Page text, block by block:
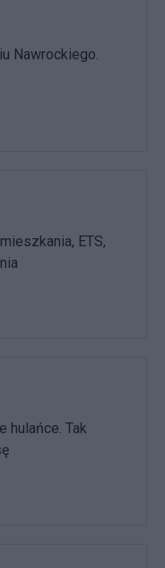
Nawrockiego.
ETS,
hulańce. Tak